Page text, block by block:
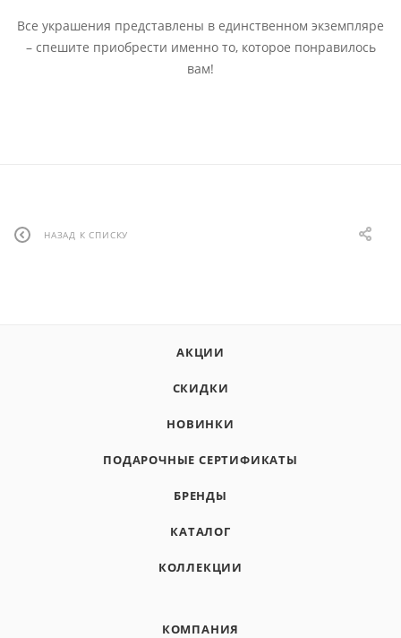
Все украшения представлены в единственном экземпляре
– спешите приобрести именно то, которое понравилось
вам!
НАЗАД К СПИСКУ
АКЦИИ
СКИДКИ
НОВИНКИ
ПОДАРОЧНЫЕ СЕРТИФИКАТЫ
БРЕНДЫ
КАТАЛОГ
КОЛЛЕКЦИИ
КОМПАНИЯ